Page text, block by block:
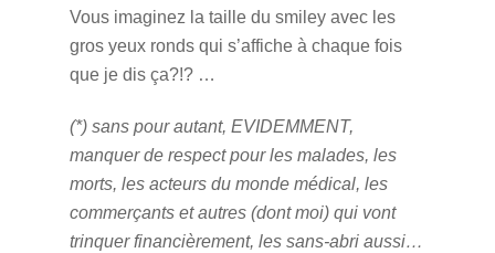
Vous imaginez la taille du smiley avec les
gros yeux ronds qui s’affiche à chaque fois
que je dis ça?!? …
(*) sans pour autant, EVIDEMMENT,
manquer de respect pour les malades, les
morts, les acteurs du monde médical, les
commerçants et autres (dont moi) qui vont
trinquer financièrement, les sans-abri aussi…